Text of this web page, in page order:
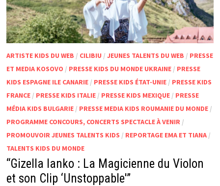
ARTISTE KIDS DU WEB / CILIBIU / JEUNES TALENTS DU WEB / PRESSE
ET MEDIA KOSOVO / PRESSE KIDS DU MONDE UKRAINE/ PRESSE
KIDS ESPAGNE ILE CANARIE/ PRESSE KIDS ÉTAT-UNIE/ PRESSE KIDS
FRANCE/ PRESSE KIDS ITALIE/ PRESSE KIDS MEXIQUE/ PRESSE
MÉDIA KIDS BULGARIE/ PRESSE MEDIA KIDS ROUMANIE DU MONDE/
PROGRAMME CONCOURS, CONCERTS SPECTACLE À VENIR/
PROMOUVOIR JEUNES TALENTS KIDS / REPORTAGE EMA ET TIANA/
TALENTS KIDS DU MONDE
“Gizella Ianko : La Magicienne du Violon
et son Clip ‘Unstoppable'”